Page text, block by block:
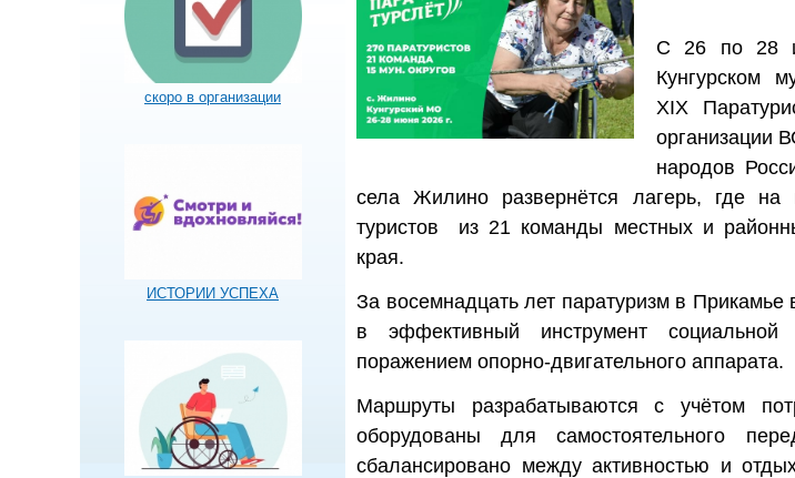
скоро в организации
ИСТОРИИ УСПЕХА
С 26 по 28
Кунгурском
XIX
организации
народов
села Жилино развернётся лагерь, где на
туристов из 21 команды местных и
края.
За восемнадцать лет паратуризм в
в эффективный инструмент
поражением опорно-двигательного аппарата.
Маршруты разрабатываются с учётом
оборудованы для самостоятельного
сбалансировано между активностью и